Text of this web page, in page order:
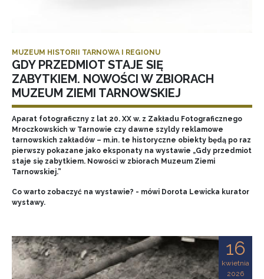
MUZEUM HISTORII TARNOWA I REGIONU
GDY PRZEDMIOT STAJE SIĘ
ZABYTKIEM. NOWOŚCI W ZBIORACH
MUZEUM ZIEMI TARNOWSKIEJ
Aparat fotograficzny z lat 20. XX w. z Zakładu Fotograficznego
Mroczkowskich w Tarnowie czy dawne szyldy reklamowe
tarnowskich zakładów – m.in. te historyczne obiekty będą po raz
pierwszy pokazane jako eksponaty na wystawie „Gdy przedmiot
staje się zabytkiem. Nowości w zbiorach Muzeum Ziemi
Tarnowskiej.”
Co warto zobaczyć na wystawie? - mówi Dorota Lewicka kurator
wystawy.
16
kwietnia
2026